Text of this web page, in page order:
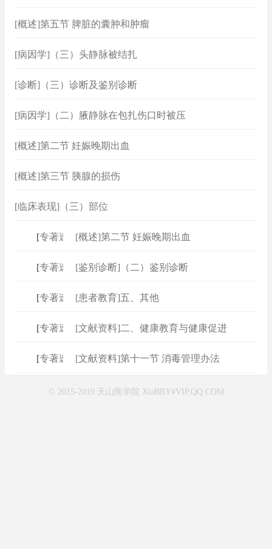
[概述]第五节 脾脏的囊肿和肿瘤
[病因学]（三）头静脉被结扎
[诊断]（三）诊断及鉴别诊断
[病因学]（二）腋静脉在包扎伤口时被压
[概述]第二节 妊娠晚期出血
[概述]第三节 胰腺的损伤
[临床表现]（三）部位
专著速查 ][概述]第二节 妊娠晚期出血
专著速查 ][鉴别诊断]（二）鉴别诊断
专著速查 ][患者教育]五、其他
专著速查 ][文献资料]二、健康教育与健康促进
专著速查 ][文献资料]第十一节 消毒管理办法
© 2015-2019 天山医学院 XiaBBY#VIP.QQ.COM